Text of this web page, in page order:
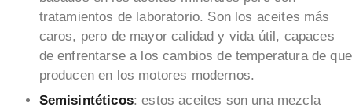
tratamientos de laboratorio. Son los aceites más
caros, pero de mayor calidad y vida útil, capaces
de enfrentarse a los cambios de temperatura de que
producen en los motores modernos.
Semisintéticos: estos aceites son una mezcla